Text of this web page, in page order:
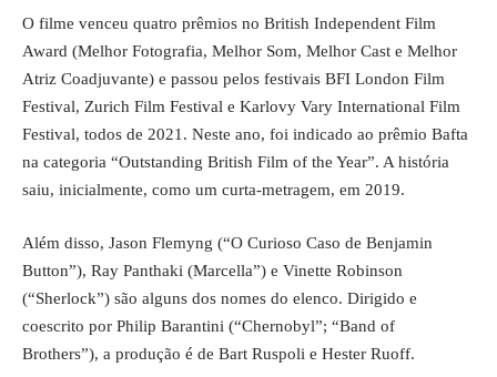
O filme venceu quatro prêmios no British Independent Film
Award (Melhor Fotografia, Melhor Som, Melhor Cast e Melhor
Atriz Coadjuvante) e passou pelos festivais BFI London Film
Festival, Zurich Film Festival e Karlovy Vary International Film
Festival, todos de 2021. Neste ano, foi indicado ao prêmio Bafta
na categoria “Outstanding British Film of the Year”. A história
saiu, inicialmente, como um curta-metragem, em 2019.
Além disso, Jason Flemyng (“O Curioso Caso de Benjamin
Button”), Ray Panthaki (Marcella”) e Vinette Robinson
(“Sherlock”) são alguns dos nomes do elenco. Dirigido e
coescrito por Philip Barantini (“Chernobyl”; “Band of
Brothers”), a produção é de Bart Ruspoli e Hester Ruoff.